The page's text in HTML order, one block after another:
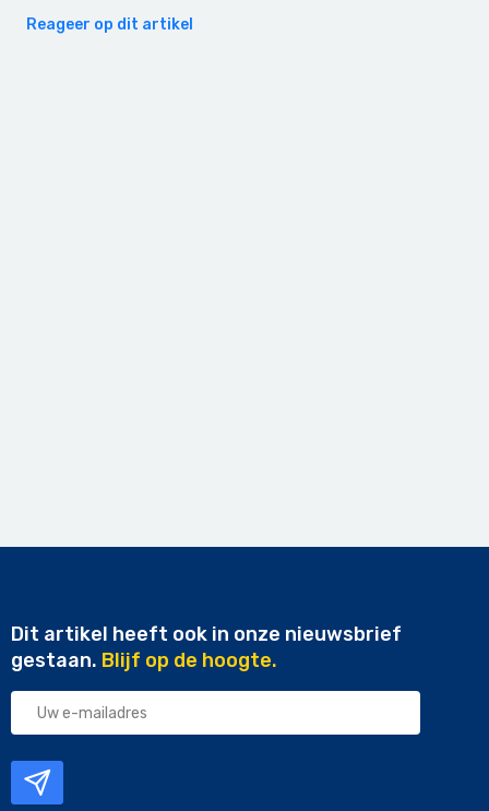
Reageer op dit artikel
Dit artikel heeft ook in onze nieuwsbrief
gestaan. Blijf op de hoogte.
Uw